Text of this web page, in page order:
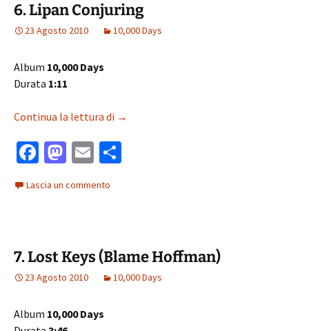
k n
di
6. Lipan Conjuring
23 Agosto 2010 10,000 Days
Album 10,000 Days
Durata 1:11
Continua la lettura di 6. Lipan Conjuring
→
Fa
ce
b
k
M
to
n
E
m
ai
di
Lascia un commento
7. Lost Keys (Blame Hoffman)
23 Agosto 2010 10,000 Days
Album 10,000 Days